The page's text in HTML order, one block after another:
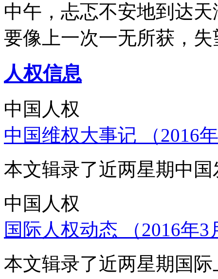
中午，忐忑不安地到达
要像上一次一无所获，
人权信息
中国人权
中国维权大事记 （2016
本文辑录了近两星期中
中国人权
国际人权动态 （2016年
本文辑录了近两星期国